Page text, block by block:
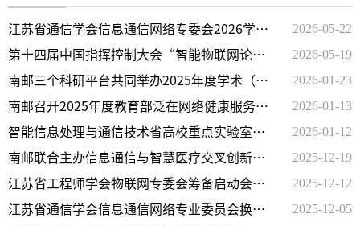
江苏省通信学会信息通信网络专委会2026学术
年会暨人工智能赋能空天地一体化网络管理与
运维会召开
2026-05-22
第十四届中国指挥控制大会“智能物联网论
坛”成功召开
2026-05-19
南邮三个科研平台共同举办2025年度学术（技
术）委员会会议
2026-01-23
南邮召开2025年度教育部泛在网络健康服务系
统工程研究中心暨江苏省无线通信与物联网省
高校重点实验室专家委员会工作会议
2026-01-13
智能信息处理与通信技术省高校重点实验室学
术委员会第二次全体会议召开
2026-01-12
南邮联合主办信息通信与智慧医疗交叉创新研
究论坛
2025-12-19
江苏省工程师学会物联网专委会筹备启动会暨
智慧物联网产业服务论坛在南京召开
2025-12-12
江苏省通信学会信息通信网络专业委员会换届
2025-12-05